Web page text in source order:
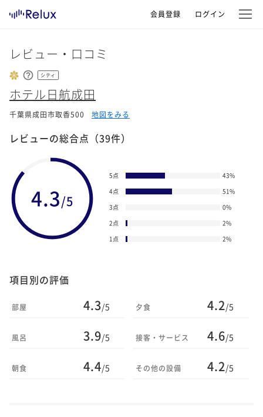
会員登録 ログイン
レビュー・口コミ
シティ
ホテル日航成田
千葉県成田市取香500 地図をみる
レビューの総合点 （39件）
4.3/5
5点 43%
4点
51%
3点
0%
2点
2%
1点
2%
項目別の評価
部屋 4.3/5
風呂 3.9/5
朝食 4.4/5
夕食 4.2/5
接客・サービス 4.6/5
その他の設備 4.2/5